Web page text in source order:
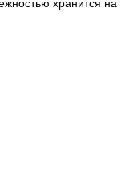
хранится на